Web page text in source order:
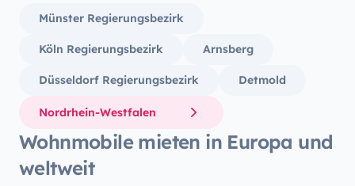
Münster Regierungsbezirk
Köln Regierungsbezirk Arnsberg
Düsseldorf Regierungsbezirk Detmold
Nordrhein-Westfalen
Wohnmobile mieten in Europa und
weltweit